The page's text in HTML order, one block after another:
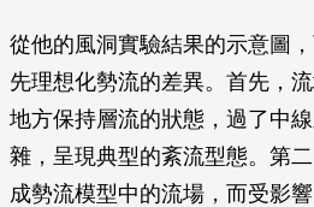
從他的風洞實驗結果的示意圖
先理想化勢流的差異。首先，
地方保持層流的狀態，過了中
雜，呈現典型的紊流型態。第
成勢流模型中的流場，而受影